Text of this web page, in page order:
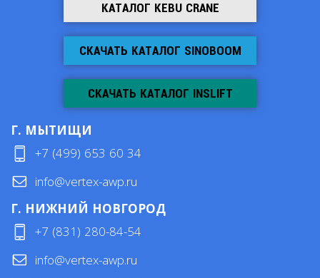
КАТАЛОГ KEBU CRANE
СКАЧАТЬ КАТАЛОГ SINOBOOM
СКАЧАТЬ КАТАЛОГ INSLIFT
Г. МЫТИЩИ
+7 (499) 653 60 34
info@vertex-awp.ru
Г. НИЖНИЙ НОВГОРОД
+7 (831) 280-84-54
info@vertex-awp.ru